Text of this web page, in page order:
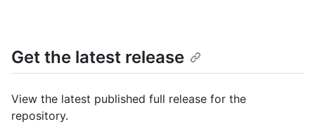
Get the latest release
View the latest published full release for the
repository.